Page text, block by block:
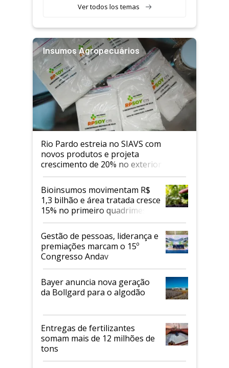
Ver todos los temas
Insumos Agropecuários
Rio Pardo estreia no SIAVS com
novos produtos e projeta
crescimento de 20% no exterior
Bioinsumos movimentam R$
1,3 bilhão e área tratada cresce
15% no primeiro quadrimestre
de 2026
Gestão de pessoas, liderança e
premiações marcam o 15º
Congresso Andav
Bayer anuncia nova geração
da Bollgard para o algodão
Entregas de fertilizantes
somam mais de 12 milhões de
tons